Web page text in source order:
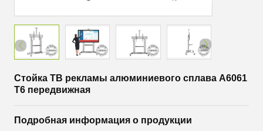
Стойка ТВ рекламы алюминиевого сплава A6061
T6 передвижная
Подробная информация о продукции